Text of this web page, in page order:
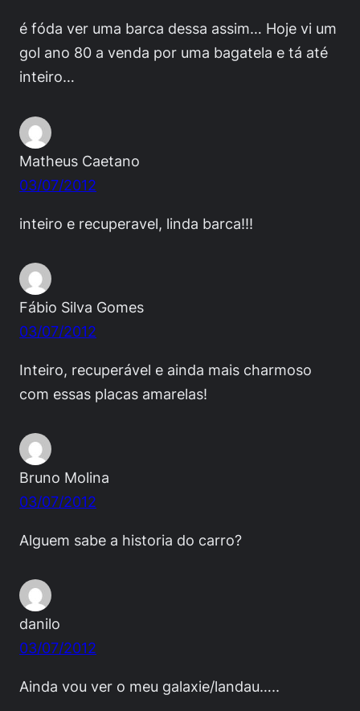
é fóda ver uma barca dessa assim… Hoje vi um
gol ano 80 a venda por uma bagatela e tá até
inteiro…
Matheus Caetano
03/07/2012
inteiro e recuperavel, linda barca!!!
Fábio Silva Gomes
03/07/2012
Inteiro, recuperável e ainda mais charmoso
com essas placas amarelas!
Bruno Molina
03/07/2012
Alguem sabe a historia do carro?
danilo
03/07/2012
Ainda vou ver o meu galaxie/landau…..